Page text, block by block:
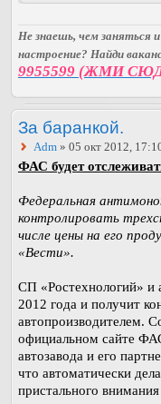
Не знаешь, чем заняться
настроение? Найди
9955599 (ЖМИ
За баранкой.
Adm » 05 окт 2012,
ФАС будет
Федеральная
контролировать
числе цены на его
«Вести».
СП «Ростехнологий» и
2012 года и получит
автопроизводителем.
официальном сайте
автозавода и его
что автоматически
пристального